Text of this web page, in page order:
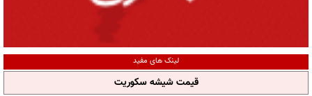
لینک های مفید
قیمت شیشه سکوریت